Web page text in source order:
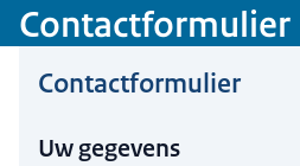
Contactformulier
Contactformulier
Uw gegevens
Hier niets invullen a.u.b.